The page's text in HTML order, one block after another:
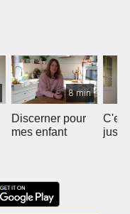
8 min
Discerner pour
mes enfant
juste